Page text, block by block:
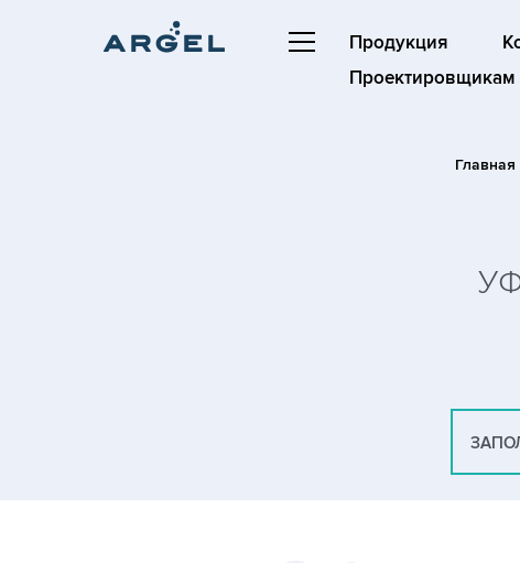
Продукция
Проектировщикам
Главная